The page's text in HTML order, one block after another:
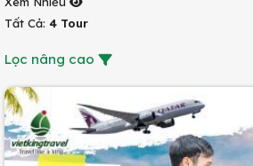
Tất Cả: 4 Tour
Lọc nâng cao